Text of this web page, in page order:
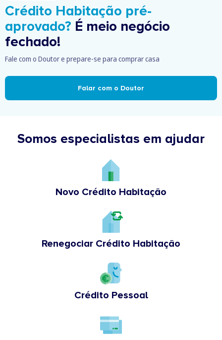
Crédito Habitação pré-
aprovado? É meio negócio
fechado!
Fale com o Doutor e prepare-se para comprar casa
Falar com o Doutor
Somos especialistas em ajudar
Novo Crédito Habitação
Renegociar Crédito Habitação
Crédito Pessoal